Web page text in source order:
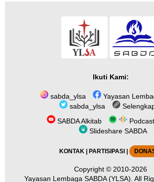
Ikuti Kami:
sabda_ylsa
Yayasan
sabda_ylsa
SABDA Alkitab
Slideshare SABDA
KONTAK| PARTISIPASI
Copyright © 2010-2026
Yayasan Lembaga SABDA (YLSA). All